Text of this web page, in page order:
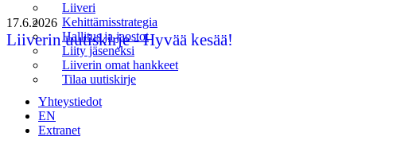
Liiveri
Kehittämisstrategia
Hallitus ja jaostot
Liity jäseneksi
Liiverin omat hankkeet
Tilaa uutiskirje
Yhteystiedot
EN
Extranet
17.6.2026
Liiverin uutiskirje - Hyvää kesää!